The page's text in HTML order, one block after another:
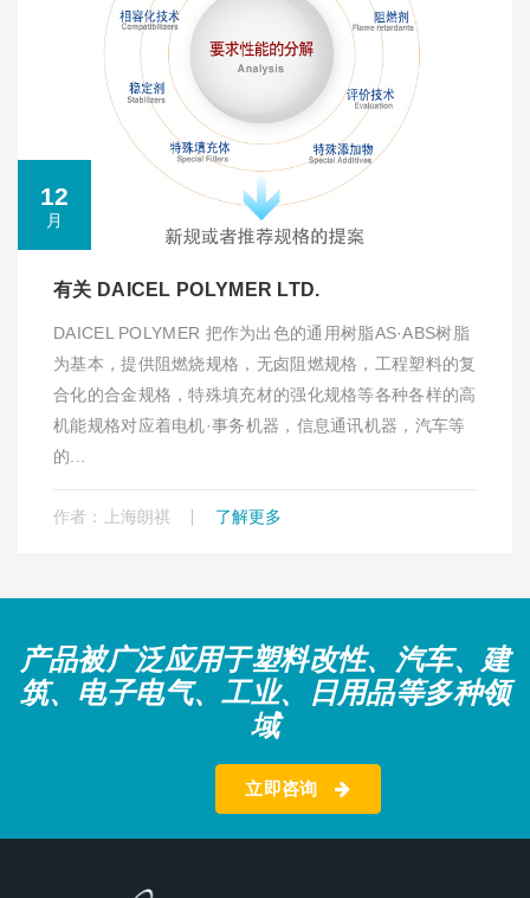
12
月
有关 DAICEL POLYMER LTD.
DAICEL POLYMER 把作为出色的通用树脂AS·ABS树脂
为基本，提供阻燃烧规格，无卤阻燃规格，工程塑料的复
合化的合金规格，特殊填充材的强化规格等各种各样的高
机能规格对应着电机·事务机器，信息通讯机器，汽车等
的...
作者：上海朗祺 了解更多
产品被广泛应用于塑料改性、汽车、建
筑、电子电气、工业、日用品等多种领
域
立即咨询